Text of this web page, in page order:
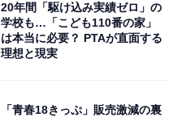
20年間「駆け込み実績ゼロ」の
学校も…「こども110番の家」
は本当に必要？ PTAが直面する
理想と現実
「青春18きっぷ」販売激減の裏